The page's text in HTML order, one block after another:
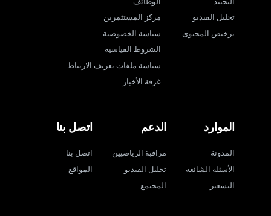
التجنيد
تحليل الفيديو
ترخيص المحتوى
الوظائف
مركز المستثمرين
سياسة الخصوصية
الشروط القياسية
سياسة ملفات تعريف الارتباط
غرفة الأخبار
الموارد
المدونة
الأسئلة الشائعة
التسعير
الدعم
مراقبة الرياضيين
تحليل الفيديو
المجتمع
اتصل بنا
اتصل بنا
المواقع